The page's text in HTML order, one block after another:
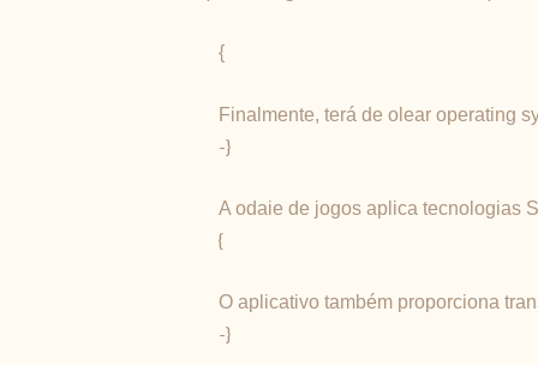
{
Finalmente, terá de olear operating
-}
A odaie de jogos aplica tecnologias
{
O aplicativo também proporciona
-}